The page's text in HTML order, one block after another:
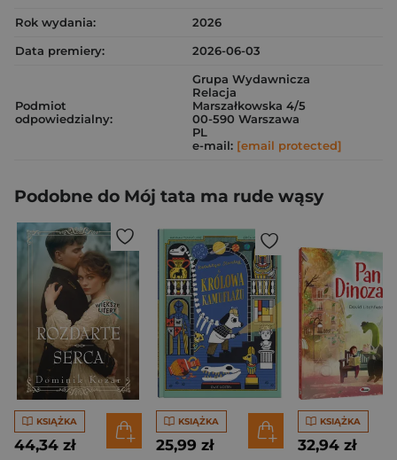
Rok wydania:
2026
Data premiery:
2026-06-03
Podmiot
odpowiedzialny:
Grupa Wydawnicza
Relacja
Marszałkowska 4/5
00-590 Warszawa
PL
e-mail: [email protected]
Podobne do Mój tata ma rude wąsy
KSIĄŻKA
44,34 zł
KSIĄŻKA
25,99 zł
KSIĄŻKA
32,94 zł